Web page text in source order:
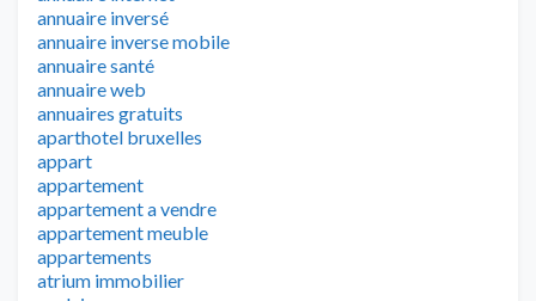
annuaire inversé
annuaire inverse mobile
annuaire santé
annuaire web
annuaires gratuits
aparthotel bruxelles
appart
appartement
appartement a vendre
appartement meuble
appartements
atrium immobilier